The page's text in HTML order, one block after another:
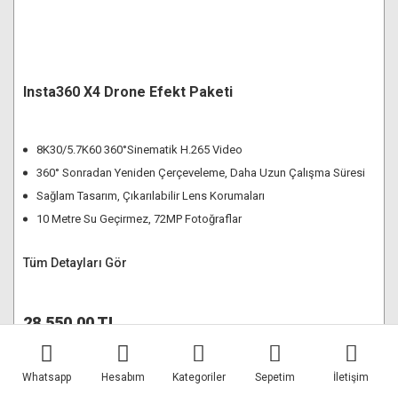
Insta360 X4 Drone Efekt Paketi
8K30/5.7K60 360°Sinematik H.265 Video
360° Sonradan Yeniden Çerçeveleme, Daha Uzun Çalışma Süresi
Sağlam Tasarım, Çıkarılabilir Lens Korumaları
10 Metre Su Geçirmez, 72MP Fotoğraflar
Tüm Detayları Gör
28.550,00 TL
Stokta Yok
Whatsapp Hesabım Kategoriler Sepetim İletişim